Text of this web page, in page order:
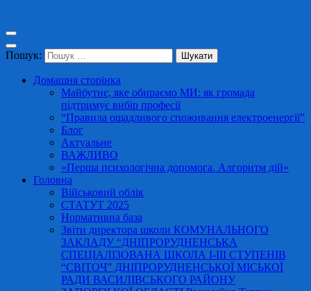
Пошук:
Домашня сторінка
Майбутнє, яке обираємо МИ: як громада
підтримує вибір професії
“Правила ощадливого споживання електроенергії”
Блог
Актуальне
ВАЖЛИВО
«Перша психологічна допомога. Алгоритм дій»
Головна
Військовий облік
СТАТУТ 2025
Нормативна база
Звіти директора школи КОМУНАЛЬНОГО
ЗАКЛАДУ “ДНІПРОРУДНЕНСЬКА
СПЕЦІАЛІЗОВАНА ШКОЛА І-ІІІ СТУПЕНІВ
“СВІТОЧ” ДНІПРОРУДНЕНСЬКОЇ МІСЬКОЇ
РАДИ ВАСИЛІВСЬКОГО РАЙОНУ